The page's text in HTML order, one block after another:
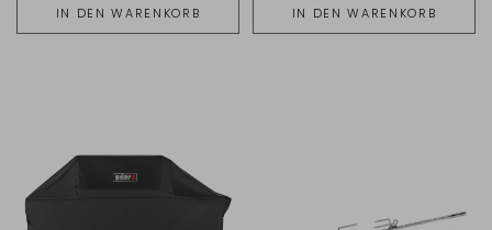
IN DEN WARENKORB IN DEN WARENKORB